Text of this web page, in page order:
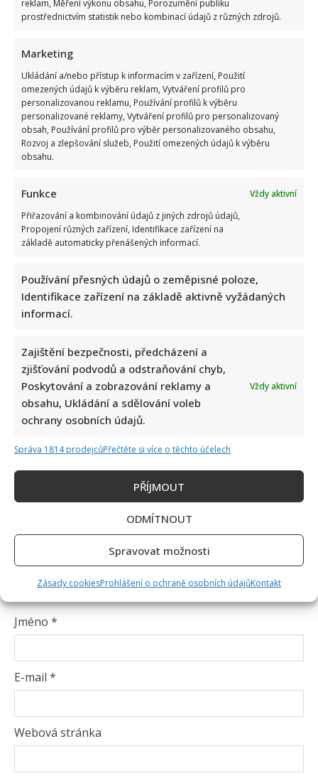
reklam, Měření výkonu obsahu, Porozumění publiku
prostřednictvím statistik nebo kombinací údajů z různých zdrojů.
Marketing
Ukládání a/nebo přístup k informacím v zařízení, Použití
omezených údajů k výběru reklam, Vytváření profilů pro
personalizovanou reklamu, Používání profilů k výběru
personalizované reklamy, Vytváření profilů pro personalizovaný
obsah, Používání profilů pro výběr personalizovaného obsahu,
Rozvoj a zlepšování služeb, Použití omezených údajů k výběru
obsahu.
Funkce
Vždy aktivní
Přiřazování a kombinování údajů z jiných zdrojů údajů,
Propojení různých zařízení, Identifikace zařízení na
základě automaticky přenášených informací.
Používání přesných údajů o zeměpisné poloze,
Identifikace zařízení na základě aktivně vyžádaných
informací.
Zajištění bezpečnosti, předcházení a
zjišťování podvodů a odstraňování chyb,
Poskytování a zobrazování reklamy a
obsahu, Ukládání a sdělování voleb
ochrany osobních údajů.
Vždy aktivní
Správa 1814 prodejcůPřečtěte si více o těchto účelech
PŘÍJMOUT
ODMÍTNOUT
Spravovat možnosti
Zásady cookiesProhlášení o ochraně osobních údajůKontakt
Napsat komentář
Vaše e-mailová adresa nebude zveřejněna.
Vyžadované informace jsou označeny
Komentář*
Jméno *
E-mail *
Webová stránka